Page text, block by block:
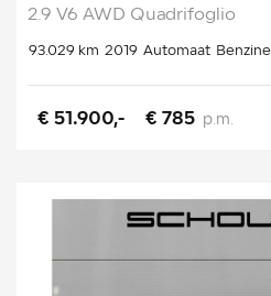
2.9 V6 AWD Quadrifoglio
93.029 km 2019 Automaat Benzine
€ 51.900,- € 785 p.m.